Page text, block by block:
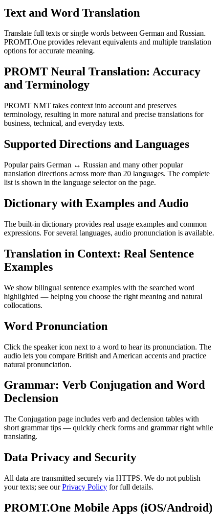
Text and Word Translation
Translate full texts or single words between German and Russian.
PROMT.One provides relevant equivalents and multiple translation
options for accurate meaning.
PROMT Neural Translation: Accuracy
and Terminology
PROMT NMT takes context into account and preserves
terminology, resulting in more natural and precise translations for
business, technical, and everyday texts.
Supported Directions and Languages
Popular pairs German ↔ Russian and many other popular
translation directions across more than 20 languages. The complete
list is shown in the language selector on the page.
Dictionary with Examples and Audio
The built-in dictionary provides real usage examples and common
expressions. For several languages, audio pronunciation is available.
Translation in Context: Real Sentence
Examples
We show bilingual sentence examples with the searched word
highlighted — helping you choose the right meaning and natural
collocations.
Word Pronunciation
Click the speaker icon next to a word to hear its pronunciation. The
audio lets you compare British and American accents and practice
natural pronunciation.
Grammar: Verb Conjugation and Word
Declension
The Conjugation page includes verb and declension tables with
short grammar tips — quickly check forms and grammar right while
translating.
Data Privacy and Security
All data are transmitted securely via HTTPS. We do not publish
your texts; see ourPrivacy Policy for full details.
PROMT.One Mobile Apps (iOS/Android)